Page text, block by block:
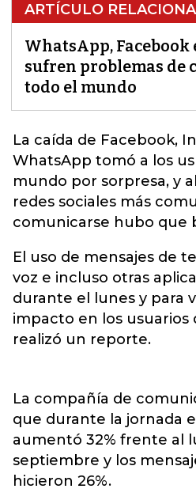
ARTÍCULO
WhatsApp,
sufren problemas de
todo el mundo
La caída de Facebook,
WhatsApp tomó a los
mundo por sorpresa, y
redes sociales más
comunicarse hubo que
El uso de mensajes de
voz e incluso otras
durante el lunes y para
impacto en los usuarios
realizó un reporte.
La compañía de
que durante la jornada
aumentó 32% frente al
septiembre y los
hicieron 26%.